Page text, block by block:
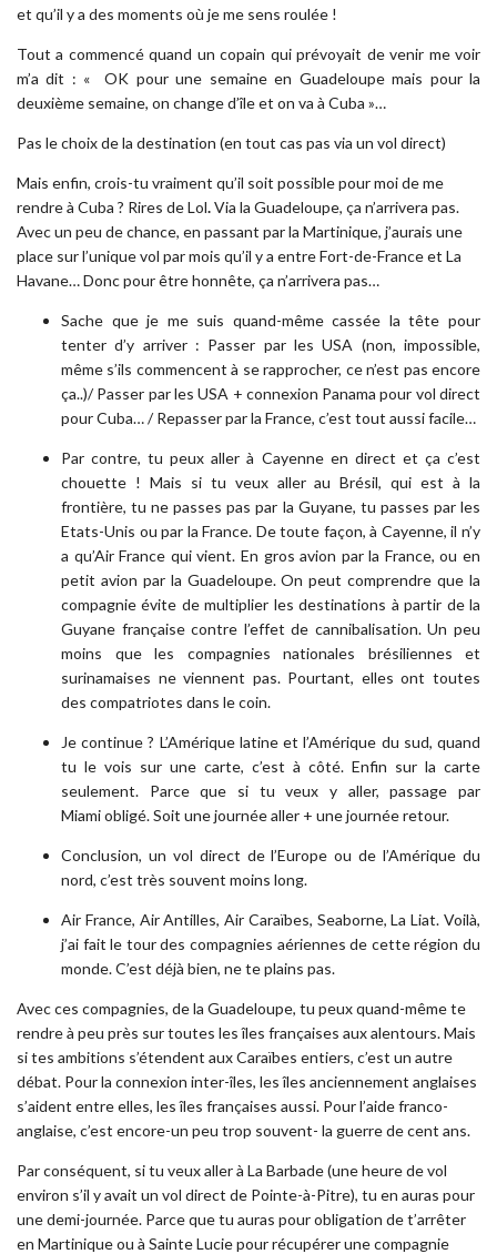
et qu’il y a des moments où je me sens roulée !
Tout a commencé quand un copain qui prévoyait de venir me voir
m’a dit : « OK pour une semaine en Guadeloupe mais pour la
deuxième semaine, on change d’île et on va à Cuba »…
Pas le choix de la destination (en tout cas pas via un vol direct)
Mais enfin, crois-tu vraiment qu’il soit possible pour moi de me
rendre à Cuba ? Rires de Lol.Via la Guadeloupe, ça n’arrivera pas.
Avec un peu de chance, en passant par la Martinique, j’aurais une
place sur l’unique vol par mois qu’il y a entre Fort-de-France et La
Havane… Donc pour être honnête, ça n’arrivera pas…
Sache que je me suis quand-même cassée la tête pour
tenter d’y arriver : Passer par les USA (non, impossible,
même s’ils commencent à se rapprocher, ce n’est pas encore
ça..)/ Passer par les USA + connexion Panama pour vol direct
pour Cuba… / Repasser par la France, c’est tout aussi facile…
Par contre, tu peux aller à Cayenne en direct et ça c’est
chouette ! Mais si tu veux aller au Brésil, qui est à la
frontière, tu ne passes pas par la Guyane, tu passes par les
Etats-Unis ou par la France. De toute façon, à Cayenne, il n’y
a qu’Air France qui vient. En gros avion par la France, ou en
petit avion par la Guadeloupe. On peut comprendre que la
compagnie évite de multiplier les destinations à partir de la
Guyane française contre l’effet de cannibalisation. Un peu
moins que les compagnies nationales brésiliennes et
surinamaises ne viennent pas. Pourtant, elles ont toutes
des compatriotes dans le coin.
Je continue ? L’Amérique latine et l’Amérique du sud, quand
tu le vois sur une carte, c’est à côté. Enfin sur la carte
seulement. Parce que si tu veux y aller, passage par
Miami obligé. Soit une journée aller + une journée retour.
Conclusion, un vol direct de l’Europe ou de l’Amérique du
nord, c’est très souvent moins long.
Air France, Air Antilles, Air Caraïbes, Seaborne, La Liat. Voilà,
j’ai fait le tour des compagnies aériennes de cette région du
monde. C’est déjà bien, ne te plains pas.
Avec ces compagnies, de la Guadeloupe, tu peux quand-même te
rendre à peu près sur toutes les îles françaises aux alentours. Mais
si tes ambitions s’étendent aux Caraïbes entiers, c’est un autre
débat. Pour la connexion inter-îles, les îles anciennement anglaises
s’aident entre elles, les îles françaises aussi. Pour l’aide franco-
anglaise, c’est encore-un peu trop souvent- la guerre de cent ans.
Par conséquent, si tu veux aller à La Barbade (une heure de vol
environ s’il y avait un vol direct de Pointe-à-Pitre), tu en auras pour
une demi-journée. Parce que tu auras pour obligation de t’arrêter
en Martinique ou à Sainte Lucie pour récupérer une compagnie